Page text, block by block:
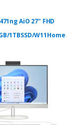
AiO 27" FHD
1TBSSD/W11Home